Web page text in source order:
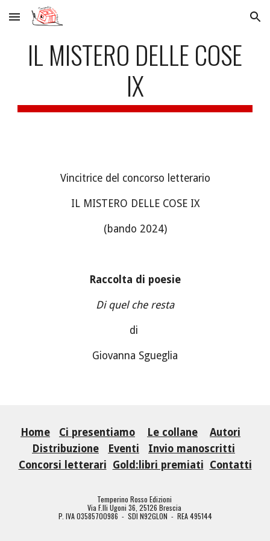
Skip to main content Skip to navigation
IL MISTERO DELLE COSE
IX
Vincitrice del concorso letterario
IL MISTERO DELLE COSE IX
(bando 2024)
Raccolta di poesie
Di quel che resta
di
Giovanna Sgueglia
Home Ci presentiamo Le collane
Autori
Distribuzione
Eventi
Invio manoscritti
Concorsi letterari Gold:libri premiati Contatti
Temperino Rosso Edizioni
Via F.lli Ugoni 36, 25126 Brescia
P. IVA 03585700986 - SDI N92GLON - REA 495144